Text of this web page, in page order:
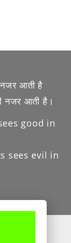
आती है
नजर आती है।
good in
sees evil in